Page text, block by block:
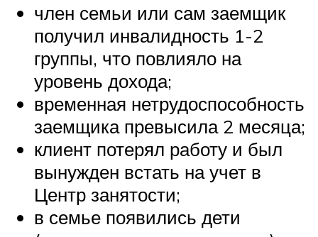
член семьи или сам заемщик
получил инвалидность 1-2
группы, что повлияло на
уровень дохода;
временная нетрудоспособность
заемщика превысила 2 месяца;
клиент потерял работу и был
вынужден встать на учет в
Центр занятости;
в семье появились дети